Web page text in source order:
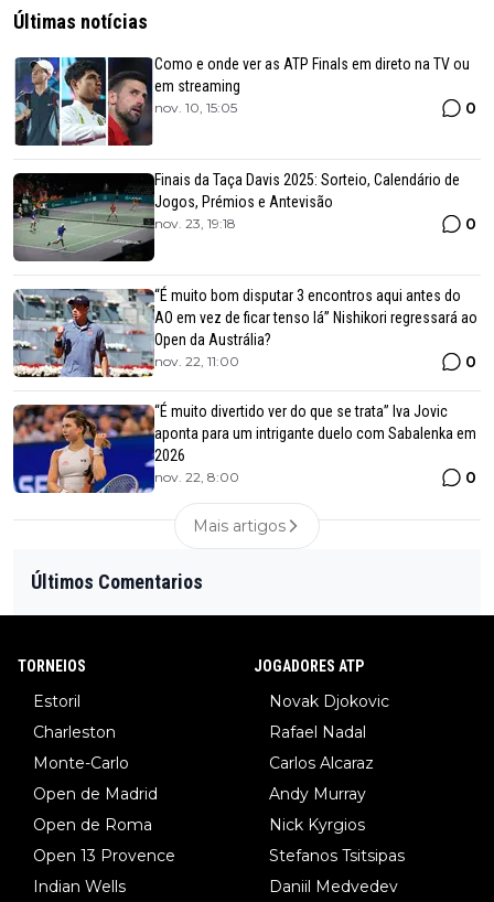
Últimas notícias
Como e onde ver as ATP Finals em direto na TV ou
em streaming
nov. 10, 15:05 0
Finais da Taça Davis 2025: Sorteio, Calendário de
Jogos, Prémios e Antevisão
nov. 23, 19:18 0
“É muito bom disputar 3 encontros aqui antes do
AO em vez de ficar tenso lá” Nishikori regressará ao
Open da Austrália?
nov. 22, 11:00 0
“É muito divertido ver do que se trata” Iva Jovic
aponta para um intrigante duelo com Sabalenka em
2026
nov. 22, 8:00 0
Mais artigos
Últimos Comentarios
TORNEIOS
Estoril
Charleston
Monte-Carlo
Open de Madrid
Open de Roma
Open 13 Provence
Indian Wells
JOGADORES ATP
Novak Djokovic
Rafael Nadal
Carlos Alcaraz
Andy Murray
Nick Kyrgios
Stefanos Tsitsipas
Daniil Medvedev